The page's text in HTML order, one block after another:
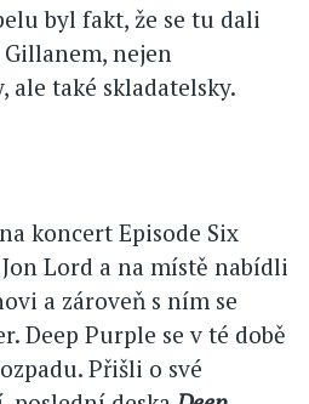
byl fakt, že se tu dali
nejen
ale také skladatelsky.
koncert Episode Six
Lord a na místě nabídli
a zároveň s ním se
Deep Purple se v té době
Přišli o své